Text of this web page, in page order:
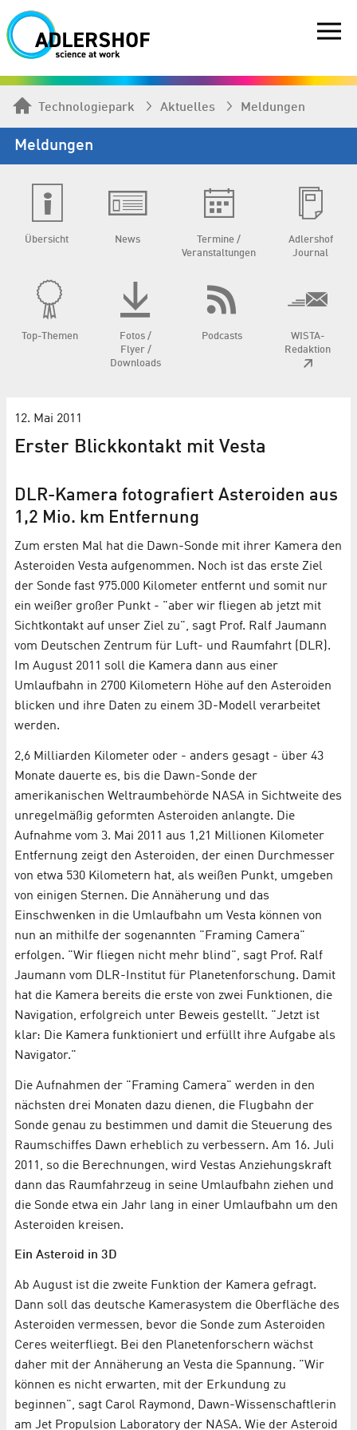
Technologiepark Aktuelles Meldungen
Meldungen
Übersicht News
Termine /
Veranstaltungen
Adlershof
Journal
Top-Themen
Fotos /
Flyer /
Downloads
Podcasts
WISTA-
Redaktion
12. Mai 2011
Erster Blickkontakt mit Vesta
DLR-Kamera fotografiert Asteroiden aus
1,2 Mio. km Entfernung
Zum ersten Mal hat die Dawn-Sonde mit ihrer Kamera den
Asteroiden Vesta aufgenommen. Noch ist das erste Ziel
der Sonde fast 975.000 Kilometer entfernt und somit nur
ein weißer großer Punkt - "aber wir fliegen ab jetzt mit
Sichtkontakt auf unser Ziel zu", sagt Prof. Ralf Jaumann
vom Deutschen Zentrum für Luft- und Raumfahrt (DLR).
Im August 2011 soll die Kamera dann aus einer
Umlaufbahn in 2700 Kilometern Höhe auf den Asteroiden
blicken und ihre Daten zu einem 3D-Modell verarbeitet
werden.
2,6 Milliarden Kilometer oder - anders gesagt - über 43
Monate dauerte es, bis die Dawn-Sonde der
amerikanischen Weltraumbehörde NASA in Sichtweite des
unregelmäßig geformten Asteroiden anlangte. Die
Aufnahme vom 3. Mai 2011 aus 1,21 Millionen Kilometer
Entfernung zeigt den Asteroiden, der einen Durchmesser
von etwa 530 Kilometern hat, als weißen Punkt, umgeben
von einigen Sternen. Die Annäherung und das
Einschwenken in die Umlaufbahn um Vesta können von
nun an mithilfe der sogenannten "Framing Camera"
erfolgen. "Wir fliegen nicht mehr blind", sagt Prof. Ralf
Jaumann vom DLR-Institut für Planetenforschung. Damit
hat die Kamera bereits die erste von zwei Funktionen, die
Navigation, erfolgreich unter Beweis gestellt. "Jetzt ist
klar: Die Kamera funktioniert und erfüllt ihre Aufgabe als
Navigator."
Die Aufnahmen der "Framing Camera" werden in den
nächsten drei Monaten dazu dienen, die Flugbahn der
Sonde genau zu bestimmen und damit die Steuerung des
Raumschiffes Dawn erheblich zu verbessern. Am 16. Juli
2011, so die Berechnungen, wird Vestas Anziehungskraft
dann das Raumfahrzeug in seine Umlaufbahn ziehen und
die Sonde etwa ein Jahr lang in einer Umlaufbahn um den
Asteroiden kreisen.
Ein Asteroid in 3D
Ab August ist die zweite Funktion der Kamera gefragt.
Dann soll das deutsche Kamerasystem die Oberfläche des
Asteroiden vermessen, bevor die Sonde zum Asteroiden
Ceres weiterfliegt. Bei den Planetenforschern wächst
daher mit der Annäherung an Vesta die Spannung. "Wir
können es nicht erwarten, mit der Erkundung zu
beginnen", sagt Carol Raymond, Dawn-Wissenschaftlerin
am Jet Propulsion Laboratory der NASA. Wie der Asteroid